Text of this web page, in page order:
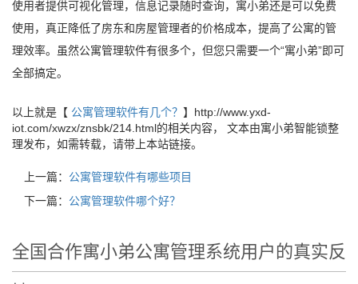
使用者提供可视化管理，信息记录随时查询，寓小弟还是可以免费
使用，真正降低了房东和房屋管理者的价格成本，提高了公寓的管
理效率。虽然公寓管理软件有很多个，但您只需要一个“寓小弟”即可
全部搞定。
以上就是【 公寓管理软件有几个？ 】http://www.yxd-
iot.com/xwzx/znsbk/214.html的相关内容， 文本由寓小弟智能锁整
理发布，如需转载，请带上本站链接。
上一篇： 公寓管理软件有哪些项目
下一篇： 公寓管理软件哪个好？
全国合作寓小弟公寓管理系统用户的真实反